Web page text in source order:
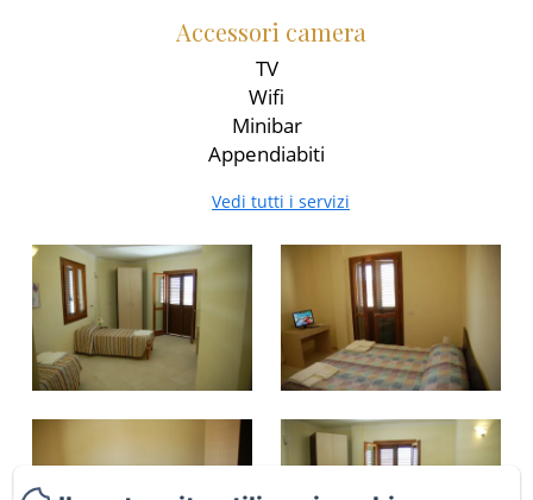
Accessori camera
TV
Wifi
Minibar
Appendiabiti
Vedi tutti i servizi